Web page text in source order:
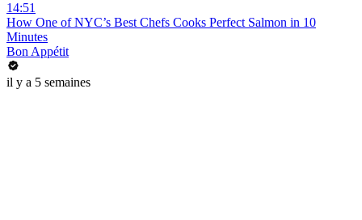
14:51
How One of NYC’s Best Chefs Cooks Perfect Salmon in 10
Minutes
Bon Appétit
il y a 5 semaines